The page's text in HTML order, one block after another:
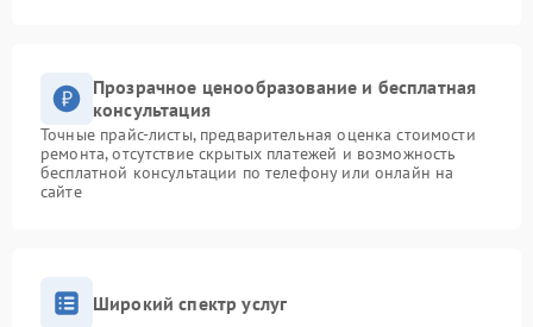
Прозрачное ценообразование и бесплатная
консультация
Точные прайс-листы, предварительная оценка стоимости
ремонта, отсутствие скрытых платежей и возможность
бесплатной консультации по телефону или онлайн на
сайте
Широкий спектр услуг